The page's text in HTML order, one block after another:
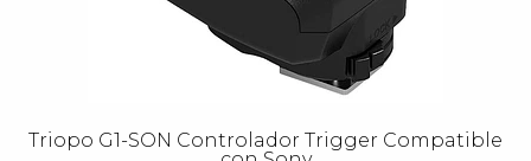
Triopo G1-SON Controlador Trigger Compatible